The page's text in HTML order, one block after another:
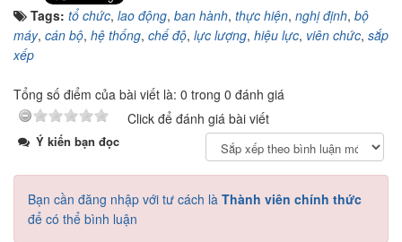
Tags: tổ chức, lao động, ban hành, thực hiện, nghị định, bộ
máy, cán bộ, hệ thống, chế độ, lực lượng, hiệu lực, viên chức, sắp
xếp
Tổng số điểm của bài viết là: 0 trong 0 đánh giá
Click để đánh giá bài viết
Ý kiến bạn đọc
Bạn cần đăng nhập với tư cách là Thành viên chính thức
để có thể bình luận